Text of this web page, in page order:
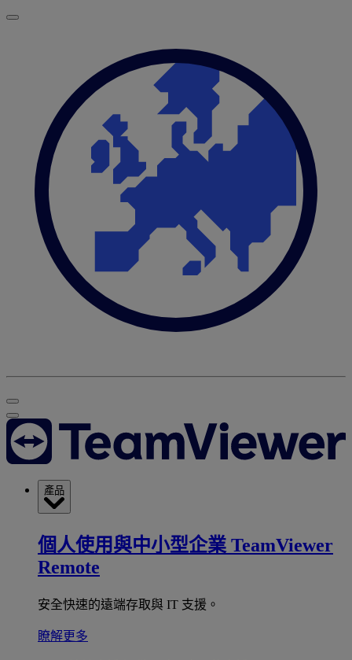
產品
個人使用與中小型企業 TeamViewer
Remote
安全快速的遠端存取與 IT 支援。
瞭解更多